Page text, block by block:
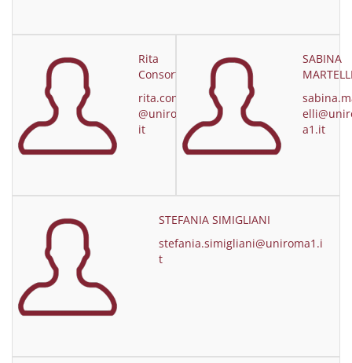
Rita
Consorti
rita.consorti
@uniroma1.
it
SABINA
a1.it
STEFANIA SIMIGLIANI
stefania.simigliani@uniroma1.i
t